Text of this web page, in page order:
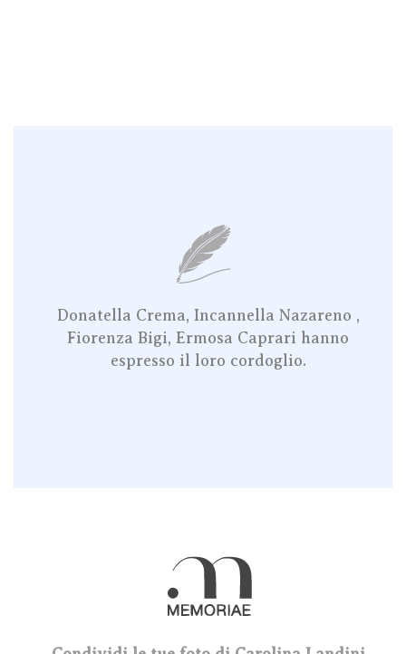
Donatella Crema, Incannella Nazareno ,
Fiorenza Bigi, Ermosa Caprari hanno
espresso il loro cordoglio.